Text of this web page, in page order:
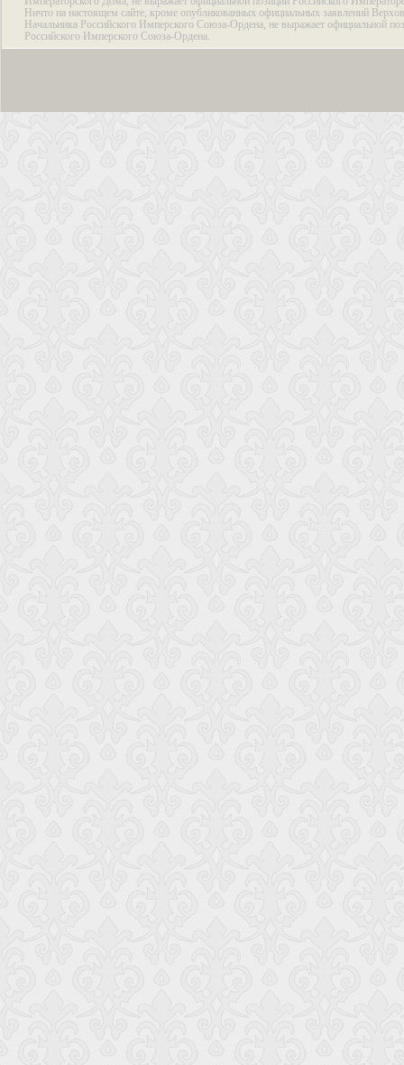
Ничто на настоящем сайте, кроме опубликованных официальных заявлений
Начальника Российского Имперского Союза-Ордена, не выражает официальной
Российского Имперского Союза-Ордена.